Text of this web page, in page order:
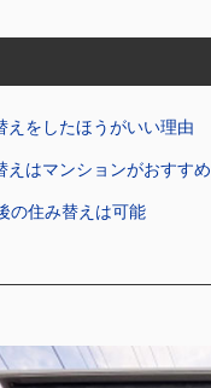
をしたほうがいい理由
はマンションがおすすめ
の住み替えは可能